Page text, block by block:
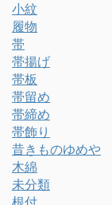
小紋
履物
帯
帯揚げ
帯板
帯留め
帯締め
帯飾り
昔きものゆめや
木綿
未分類
根付